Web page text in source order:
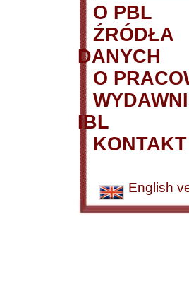
O PBL
ŹRÓDŁA
DANYCH
O
IBL
KONTAKT
English